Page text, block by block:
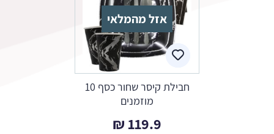
אזל מהמלאי
חבילת קיסר שחור כסף 10
מוזמנים
119.9
₪